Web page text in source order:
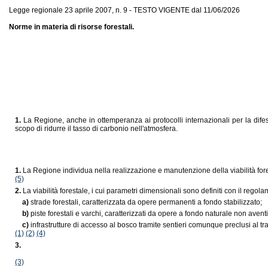
Legge regionale 23 aprile 2007, n. 9 - TESTO VIGENTE dal 11/06/2026
Norme in materia di risorse forestali.
1. La Regione, anche in ottemperanza ai protocolli internazionali per la
scopo di ridurre il tasso di carbonio nell'atmosfera.
1. La Regione individua nella realizzazione e manutenzione della viabilità
(5)
2. La viabilità forestale, i cui parametri dimensionali sono definiti con il
a)strade forestali, caratterizzata da opere permanenti a fondo stabilizzato;
b)piste forestali e varchi, caratterizzati da opere a fondo naturale non
c)infrastrutture di accesso al bosco tramite sentieri comunque preclusi al
(1) (2) (4)
3.
(3)